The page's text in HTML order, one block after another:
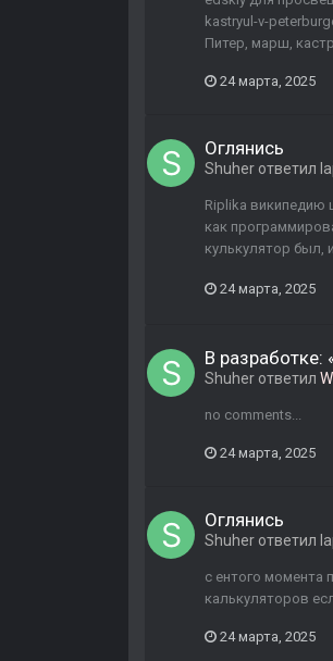
kastryul-v-
Питер, марш,
24 марта, 2025
Оглянись
Shuher ответил
Riplika википедию
как
кулькулятор был,
24 марта, 2025
В
Shuher ответил
no comments...
24 марта, 2025
Оглянись
Shuher ответил
с ентого момента
калькуляторов
24 марта, 2025